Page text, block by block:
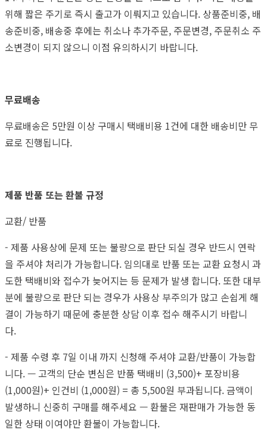
위해 짧은 주기로 즉시 출고가 이뤄지고 있습니다. 상품준비중, 배
송준비중, 배송중 후에는 취소나 추가주문, 주문변경, 주문취소 주
소변경이 되지 않으니 이점 유의하시기 바랍니다.
무료배송
무료배송은 5만원 이상 구매시 택배비용 1건에 대한 배송비만 무
료로 진행됩니다.
제품 반품 또는 환불 규정
교환/ 반품
- 제품 사용상에 문제 또는 불량으로 판단 되실 경우 반드시 연락
을 주셔야 처리가 가능합니다. 임의대로 반품 또는 교환 요청시 과
도한 택배비와 접수가 늦어지는 등 문제가 발생 합니다. 또한 대부
분에 불량으로 판단 되는 경우가 사용상 부주의가 많고 손쉽게 해
결이 가능하기 때문에 충분한 상담 이후 접수 해주시기 바랍니
다.
- 제품 수령 후 7일 이내 까지 신청해 주셔야 교환/반품이 가능합
니다. — 고객의 단순 변심은 반품 택배비 (3,500)+ 포장비용
(1,000원)+ 인건비 (1,000원) = 총 5,500원 부과됩니다. 금액이
발생하니 신중히 구매를 해주세요 — 환불은 재판매가 가능한 동
일한 상태 이여야만 환불이 가능합니다.